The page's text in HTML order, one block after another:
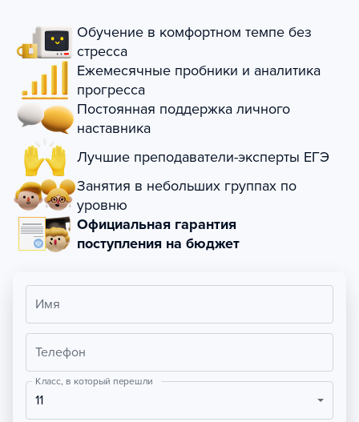
Обучение в комфортном темпе без
стресса
Ежемесячные пробники и аналитика
прогресса
Постоянная поддержка личного
наставника
Лучшие преподаватели-эксперты ЕГЭ
Занятия в небольших группах по
уровню
Официальная гарантия
поступления на бюджет
Имя
Телефон
Класс, в который перешли
11